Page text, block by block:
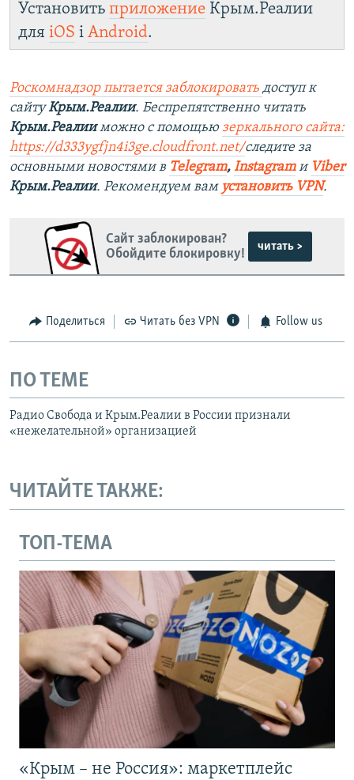
Установить приложение Крым.Реалии
для iOS і Android.
Роскомнадзор пытается заблокировать доступ к
сайтуКрым.Реалии. Беспрепятственно читать
Крым.Реалииможно с помощью зеркального сайта:
https://d333ygfjn4i3ge.cloudfront.net/следите за
основными новостями в Telegram, Instagramи Viber
Крым.Реалии. Рекомендуем вам установить VPN.
Сайт заблокирован?
Обойдите блокировку!
читать >
Поделиться Читать без VPN Follow us
ПО ТЕМЕ
Радио Свобода и Крым.Реалии в России признали
«нежелательной» организацией
ЧИТАЙТЕ ТАКЖЕ:
ТОП-ТЕМА
«Крым – не Россия»: маркетплейс